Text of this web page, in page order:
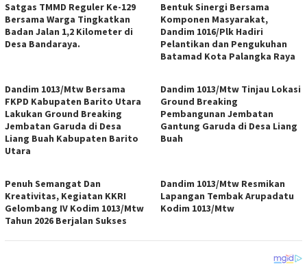
Satgas TMMD Reguler Ke-129
Bersama Warga Tingkatkan
Badan Jalan 1,2 Kilometer di
Desa Bandaraya.
Bentuk Sinergi Bersama
Komponen Masyarakat,
Dandim 1016/Plk Hadiri
Pelantikan dan Pengukuhan
Batamad Kota Palangka Raya
Dandim 1013/Mtw Bersama
FKPD Kabupaten Barito Utara
Lakukan Ground Breaking
Jembatan Garuda di Desa
Liang Buah Kabupaten Barito
Utara
Dandim 1013/Mtw Tinjau Lokasi
Ground Breaking
Pembangunan Jembatan
Gantung Garuda di Desa Liang
Buah
Penuh Semangat Dan
Kreativitas, Kegiatan KKRI
Gelombang IV Kodim 1013/Mtw
Tahun 2026 Berjalan Sukses
Dandim 1013/Mtw Resmikan
Lapangan Tembak Arupadatu
Kodim 1013/Mtw